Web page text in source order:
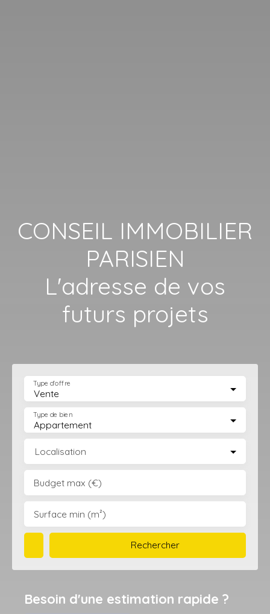
CONSEIL IMMOBILIER
PARISIEN
L'adresse de vos
futurs projets
Vente
Type d'offre
Appartement
Type de bien
Localisation
Budget max (€)
Surface min (m²)
Rechercher
Besoin d'une estimation rapide ?